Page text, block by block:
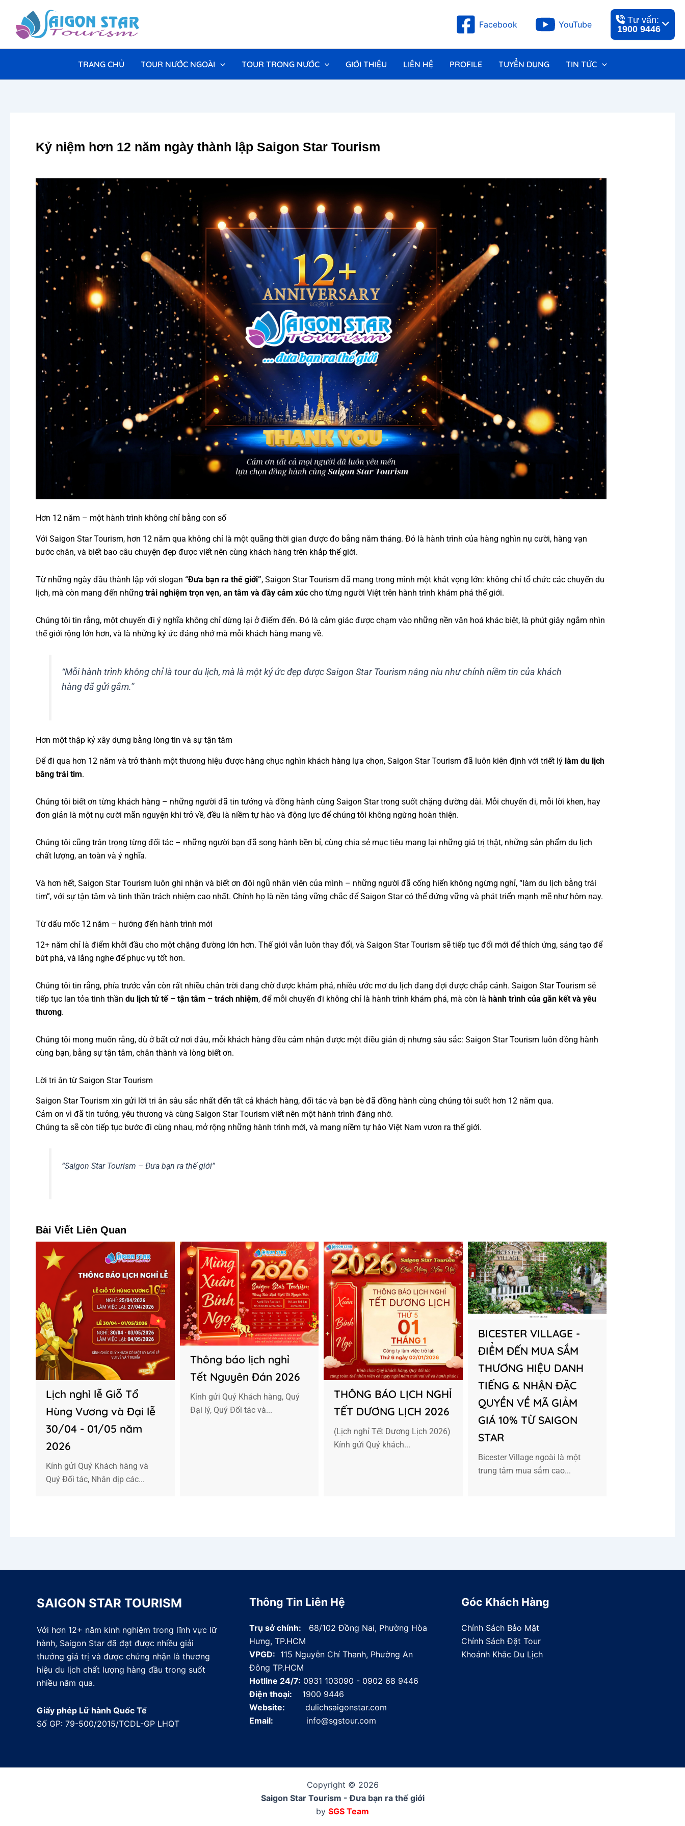
dung
Facebook YouTube
Tư vấn:
1900 9446
TRANG CHỦ TOUR NƯỚC NGOÀI TOUR TRONG NƯỚC GIỚI THIỆU LIÊN HỆ PROFILE TUYỂN DỤNG TIN TỨC
Kỷ niệm hơn 12 năm ngày thành lập Saigon Star Tourism
Hơn 12 năm – một hành trình không chỉ bằng con số
Với Saigon Star Tourism, hơn 12 năm qua không chỉ là một quãng thời gian được đo bằng năm tháng. Đó là hành trình của hàng nghìn nụ cười, hàng vạn
bước chân, và biết bao câu chuyện đẹp được viết nên cùng khách hàng trên khắp thế giới.
Từ những ngày đầu thành lập với slogan “Đưa bạn ra thế giới”, Saigon Star Tourism đã mang trong mình một khát vọng lớn: không chỉ tổ chức các chuyến du
lịch, mà còn mang đến những trải nghiệm trọn vẹn, an tâm và đầy cảm xúc cho từng người Việt trên hành trình khám phá thế giới.
Chúng tôi tin rằng, một chuyến đi ý nghĩa không chỉ dừng lại ở điểm đến. Đó là cảm giác được chạm vào những nền văn hoá khác biệt, là phút giây ngắm nhìn
thế giới rộng lớn hơn, và là những ký ức đáng nhớ mà mỗi khách hàng mang về.
“Mỗi hành trình không chỉ là tour du lịch, mà là một ký ức đẹp được Saigon Star Tourism nâng niu như chính niềm tin của khách
hàng đã gửi gắm.”
Hơn một thập kỷ xây dựng bằng lòng tin và sự tận tâm
Để đi qua hơn 12 năm và trở thành một thương hiệu được hàng chục nghìn khách hàng lựa chọn, Saigon Star Tourism đã luôn kiên định với triết lý làm du lịch
bằng trái tim.
Chúng tôi biết ơn từng khách hàng – những người đã tin tưởng và đồng hành cùng Saigon Star trong suốt chặng đường dài. Mỗi chuyến đi, mỗi lời khen, hay
đơn giản là một nụ cười mãn nguyện khi trở về, đều là niềm tự hào và động lực để chúng tôi không ngừng hoàn thiện.
Chúng tôi cũng trân trọng từng đối tác – những người bạn đã song hành bền bỉ, cùng chia sẻ mục tiêu mang lại những giá trị thật, những sản phẩm du lịch
chất lượng, an toàn và ý nghĩa.
Và hơn hết, Saigon Star Tourism luôn ghi nhận và biết ơn đội ngũ nhân viên của mình – những người đã cống hiến không ngừng nghỉ, “làm du lịch bằng trái
tim”, với sự tận tâm và tinh thần trách nhiệm cao nhất. Chính họ là nền tảng vững chắc để Saigon Star có thể đứng vững và phát triển mạnh mẽ như hôm nay.
Từ dấu mốc 12 năm – hướng đến hành trình mới
12+ năm chỉ là điểm khởi đầu cho một chặng đường lớn hơn. Thế giới vẫn luôn thay đổi, và Saigon Star Tourism sẽ tiếp tục đổi mới để thích ứng, sáng tạo để
bứt phá, và lắng nghe để phục vụ tốt hơn.
Chúng tôi tin rằng, phía trước vẫn còn rất nhiều chân trời đang chờ được khám phá, nhiều ước mơ du lịch đang đợi được chắp cánh. Saigon Star Tourism sẽ
tiếp tục lan tỏa tinh thần du lịch tử tế – tận tâm – trách nhiệm, để mỗi chuyến đi không chỉ là hành trình khám phá, mà còn là hành trình của gắn kết và yêu
thương.
Chúng tôi mong muốn rằng, dù ở bất cứ nơi đâu, mỗi khách hàng đều cảm nhận được một điều giản dị nhưng sâu sắc: Saigon Star Tourism luôn đồng hành
cùng bạn, bằng sự tận tâm, chân thành và lòng biết ơn.
Lời tri ân từ Saigon Star Tourism
Saigon Star Tourism xin gửi lời tri ân sâu sắc nhất đến tất cả khách hàng, đối tác và bạn bè đã đồng hành cùng chúng tôi suốt hơn 12 năm qua.
Cảm ơn vì đã tin tưởng, yêu thương và cùng Saigon Star Tourism viết nên một hành trình đáng nhớ.
Chúng ta sẽ còn tiếp tục bước đi cùng nhau, mở rộng những hành trình mới, và mang niềm tự hào Việt Nam vươn ra thế giới.
“Saigon Star Tourism – Đưa bạn ra thế giới”
Bài Viết Liên Quan
Lịch nghỉ lễ Giỗ Tổ
Hùng Vương và Đại lễ
30/04 - 01/05 năm
2026
Kính gửi Quý Khách hàng và
Quý Đối tác, Nhân dịp các...
Thông báo lịch nghỉ
Tết Nguyên Đán 2026
Kính gửi Quý Khách hàng, Quý
Đại lý, Quý Đối tác và...
THÔNG BÁO LỊCH NGHỈ
TẾT DƯƠNG LỊCH 2026
(Lịch nghỉ Tết Dương Lịch 2026)
Kính gửi Quý khách...
BICESTER VILLAGE -
ĐIỂM ĐẾN MUA SẮM
THƯƠNG HIỆU DANH
TIẾNG & NHẬN ĐẶC
QUYỀN VỀ MÃ GIẢM
GIÁ 10% TỪ SAIGON
STAR
Bicester Village ngoài là một
trung tâm mua sắm cao...
SAIGON STAR TOURISM
Với hơn 12+ năm kinh nghiệm trong lĩnh vực lữ
hành, Saigon Star đã đạt được nhiều giải
thưởng giá trị và được chứng nhận là thương
hiệu du lịch chất lượng hàng đầu trong suốt
nhiều năm qua.
Giấy phép Lữ hành Quốc Tế
Số GP: 79-500/2015/TCDL-GP LHQT
Thông Tin Liên Hệ
Trụ sở chính: 68/102 Đồng Nai, Phường Hòa
Hưng, TP.HCM
VPGD: 115 Nguyễn Chí Thanh, Phường An
Đông TP.HCM
Hotline 24/7: 0931 103090 - 0902 68 9446
Điện thoại: 1900 9446
Website: dulichsaigonstar.com
Email: info@sgstour.com
Góc Khách Hàng
Chính Sách Bảo Mật
Chính Sách Đặt Tour
Khoảnh Khắc Du Lịch
Copyright © 2026
Saigon Star Tourism - Đưa bạn ra thế giới
by SGS Team